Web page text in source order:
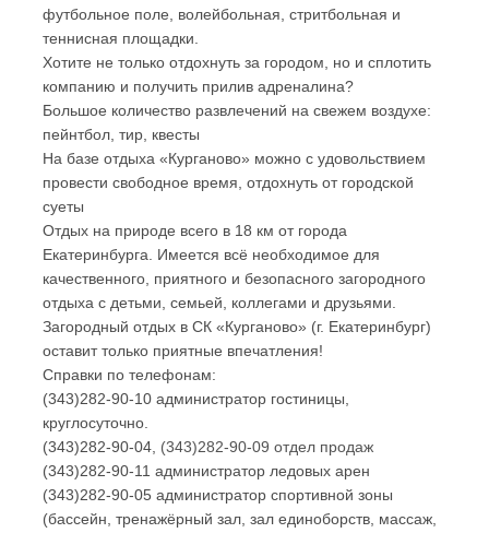
футбольное поле, волейбольная, стритбольная и
теннисная площадки.
Хотите не только отдохнуть за городом, но и сплотить
компанию и получить прилив адреналина?
Большое количество развлечений на свежем воздухе:
пейнтбол, тир, квесты
На базе отдыха «Курганово» можно с удовольствием
провести свободное время, отдохнуть от городской
суеты
Отдых на природе всего в 18 км от города
Екатеринбурга. Имеется всё необходимое для
качественного, приятного и безопасного загородного
отдыха с детьми, семьей, коллегами и друзьями.
Загородный отдых в СК «Курганово» (г. Екатеринбург)
оставит только приятные впечатления!
Справки по телефонам:
(343)282-90-10 администратор гостиницы,
круглосуточно.
(343)282-90-04, (343)282-90-09 отдел продаж
(343)282-90-11 администратор ледовых арен
(343)282-90-05 администратор спортивной зоны
(бассейн, тренажёрный зал, зал единоборств, массаж,